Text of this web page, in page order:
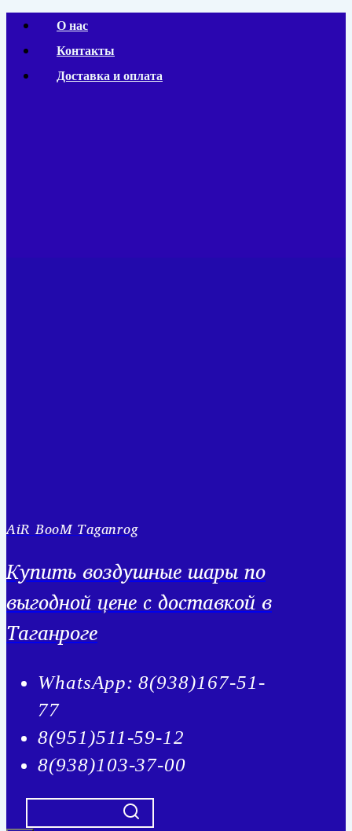
Перейти
содержимому
О нас
Контакты
Доставка и оплата
AiR BooM Taganrog
Купить воздушные шары по
выгодной цене с доставкой в
Таганроге
WhatsApp: 8(938)167-51-
77
8(951)511-59-12
8(938)103-37-00